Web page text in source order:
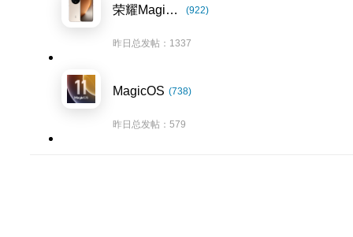
荣耀Magic8系列 (922)
昨日总发帖：1337
MagicOS (738)
昨日总发帖：579